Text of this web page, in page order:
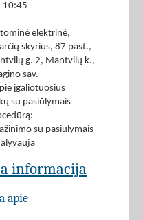
10:45
elektrinė,
skyrius, 87 past.,
g. 2, Mantvilų k.,
sav.
įgaliotuosius
su pasiūlymais
su pasiūlymais
informacija
apie